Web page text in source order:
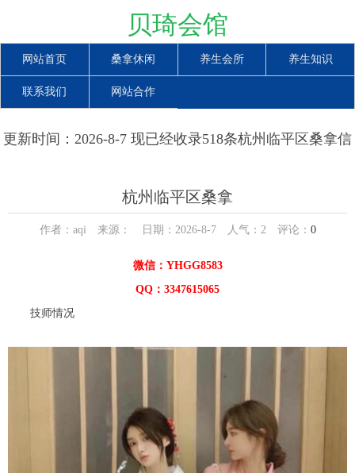
贝琦会馆
网站首页 桑拿休闲 养生会所 养生知识
联系我们 网站合作
更新时间：2026-8-7 现已经收录518条杭州临平区桑拿信
杭州临平区桑拿
作者：aqi 来源： 日期：2026-8-7 人气： 2评论： 0
微信：YHGG8583
QQ：3347615065
技师情况